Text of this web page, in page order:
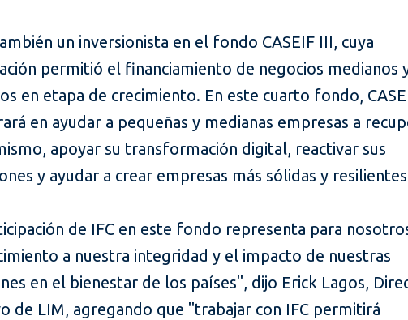
un inversionista en el fondo CASEIF III, cuya
permitió el financiamiento de negocios medianos
en etapa de crecimiento. En este cuarto fondo,
en ayudar a pequeñas y medianas empresas a
apoyar su transformación digital, reactivar sus
y ayudar a crear empresas más sólidas y
de IFC en este fondo representa para
a nuestra integridad y el impacto de nuestras
en el bienestar de los países", dijo Erick Lagos,
de LIM, agregando que "trabajar con IFC permitirá